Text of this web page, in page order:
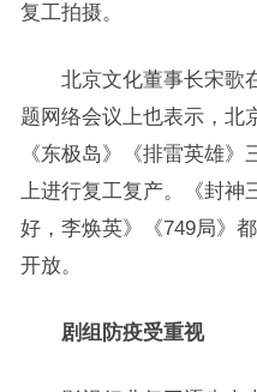
复工拍摄。
北京文化董事长宋歌在
题网络会议上也表示，北
《东极岛》《排雷英雄
上进行复工复产。《封
好，李焕英》《749局》
开放。
剧组防疫受重视